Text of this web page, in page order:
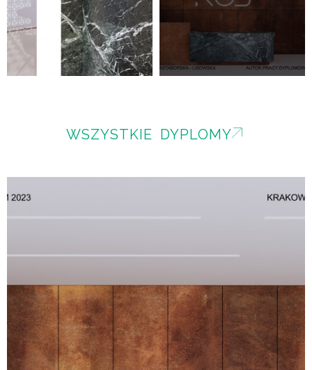
WSZYSTKIE DYPLOMY